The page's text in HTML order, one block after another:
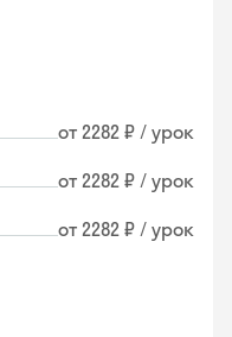
от 2282 ₽ / урок
от 2282 ₽ / урок
от 2282 ₽ / урок